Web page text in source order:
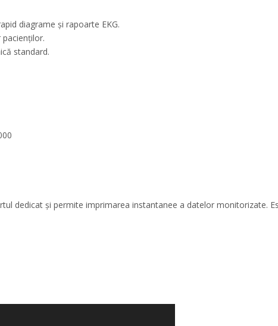
diagrame și rapoarte EKG.
standard.
dedicat și permite imprimarea instantanee a datelor monitorizate.